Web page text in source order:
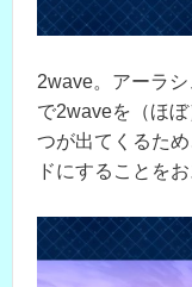
2wave。アーラ
で2waveを（ほ
つが出てくるた
ドにすることを